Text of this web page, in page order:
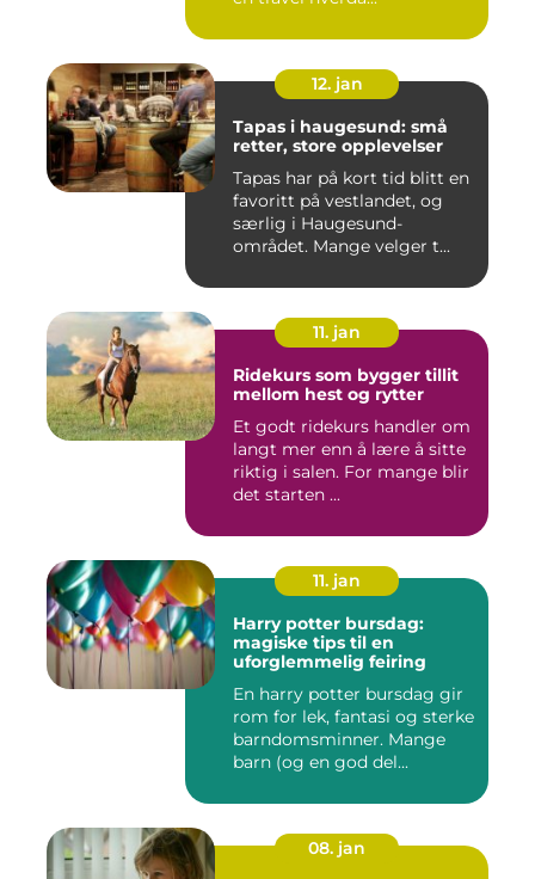
12. jan
Tapas i haugesund: små
retter, store opplevelser
Tapas har på kort tid blitt en
favoritt på vestlandet, og
særlig i Haugesund-
området. Mange velger t...
11. jan
Ridekurs som bygger tillit
mellom hest og rytter
Et godt ridekurs handler om
langt mer enn å lære å sitte
riktig i salen. For mange blir
det starten ...
11. jan
Harry potter bursdag:
magiske tips til en
uforglemmelig feiring
En harry potter bursdag gir
rom for lek, fantasi og sterke
barndomsminner. Mange
barn (og en god del...
08. jan